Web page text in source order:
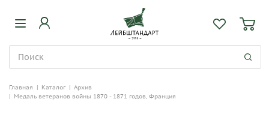
Главная | Каталог | Архив
| Медаль ветеранов войны 1870 - 1871 годов, Франция